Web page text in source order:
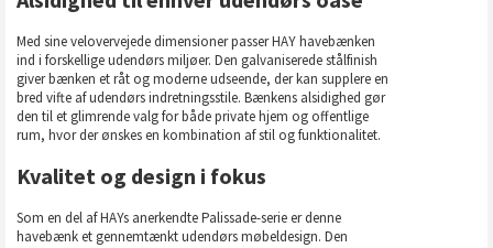
Med sine velovervejede dimensioner passer HAY havebænken
ind i forskellige udendørs miljøer. Den galvaniserede stålfinish
giver bænken et råt og moderne udseende, der kan supplere en
bred vifte af udendørs indretningsstile. Bænkens alsidighed gør
den til et glimrende valg for både private hjem og offentlige
rum, hvor der ønskes en kombination af stil og funktionalitet.
Kvalitet og design i fokus
Som en del af HAYs anerkendte Palissade-serie er denne
havebænk et gennemtænkt udendørs møbeldesign. Den